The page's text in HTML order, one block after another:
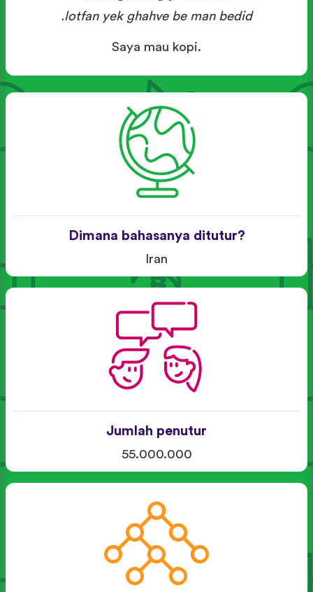
lotfan yek ghahve be man bedid.
Saya mau kopi.
Dimana bahasanya ditutur?
Iran
Jumlah penutur
55.000.000